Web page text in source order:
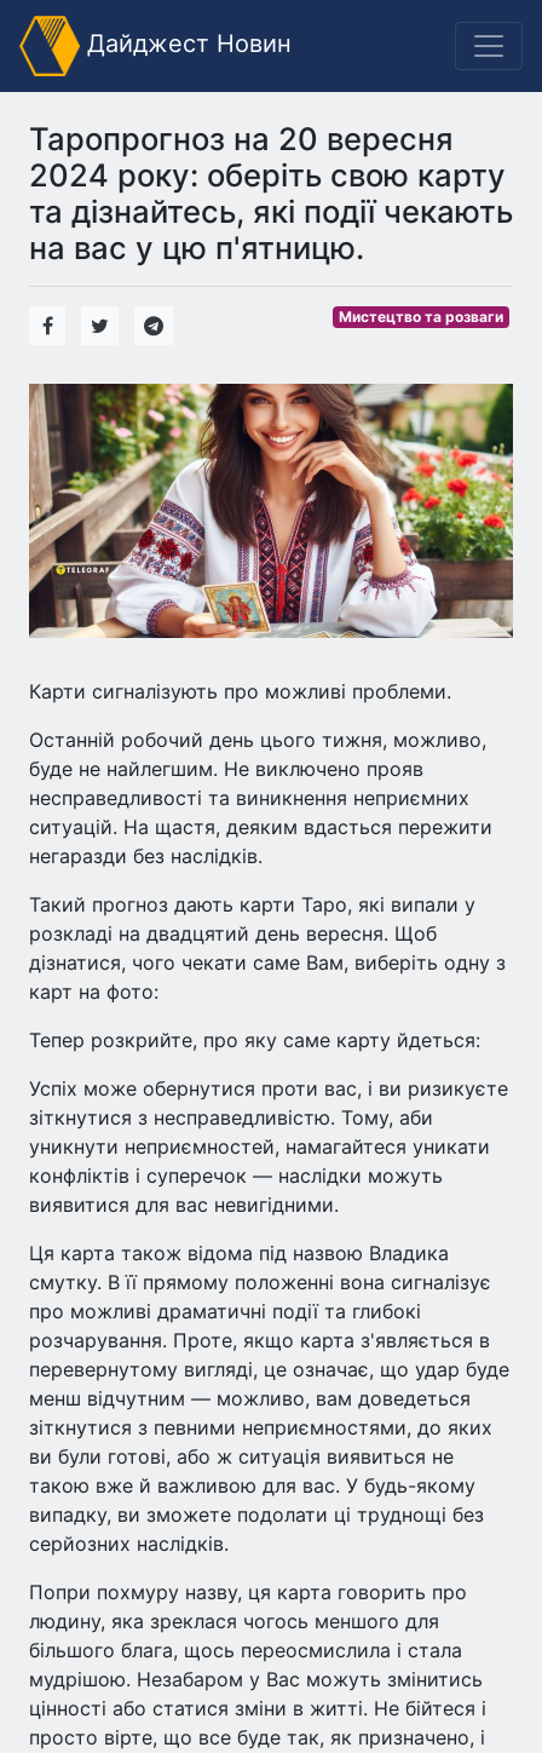
Дайджест Новин
Таропрогноз на 20 вересня
2024 року: оберіть свою карту
та дізнайтесь, які події чекають
на вас у цю п'ятницю.
Мистецтво та розваги
Карти сигналізують про можливі проблеми.
Останній робочий день цього тижня, можливо,
буде не найлегшим. Не виключено прояв
несправедливості та виникнення неприємних
ситуацій. На щастя, деяким вдасться пережити
негаразди без наслідків.
Такий прогноз дають карти Таро, які випали у
розкладі на двадцятий день вересня. Щоб
дізнатися, чого чекати саме Вам, виберіть одну з
карт на фото:
Тепер розкрийте, про яку саме карту йдеться:
Успіх може обернутися проти вас, і ви ризикуєте
зіткнутися з несправедливістю. Тому, аби
уникнути неприємностей, намагайтеся уникати
конфліктів і суперечок — наслідки можуть
виявитися для вас невигідними.
Ця карта також відома під назвою Владика
смутку. В її прямому положенні вона сигналізує
про можливі драматичні події та глибокі
розчарування. Проте, якщо карта з'являється в
перевернутому вигляді, це означає, що удар буде
менш відчутним — можливо, вам доведеться
зіткнутися з певними неприємностями, до яких
ви були готові, або ж ситуація виявиться не
такою вже й важливою для вас. У будь-якому
випадку, ви зможете подолати ці труднощі без
серйозних наслідків.
Попри похмуру назву, ця карта говорить про
людину, яка зреклася чогось меншого для
більшого блага, щось переосмислила і стала
мудрішою. Незабаром у Вас можуть змінитись
цінності або статися зміни в житті. Не бійтеся і
просто вірте, що все буде так, як призначено, і